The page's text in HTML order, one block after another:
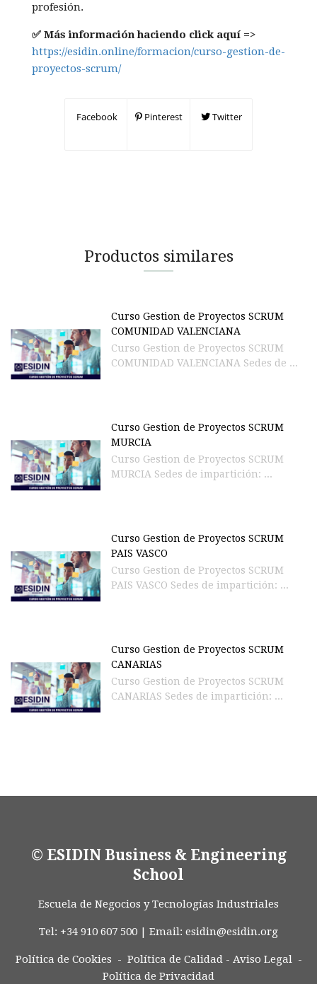
profesión.
✅ Más información haciendo click aquí =>
https://esidin.online/formacion/curso-gestion-de-
proyectos-scrum/
Facebook Pinterest Twitter
Productos similares
Curso Gestion de Proyectos SCRUM
COMUNIDAD VALENCIANA
Curso Gestion de Proyectos SCRUM
COMUNIDAD VALENCIANA Sedes de ...
Curso Gestion de Proyectos SCRUM
MURCIA
Curso Gestion de Proyectos SCRUM
MURCIA Sedes de impartición: ...
Curso Gestion de Proyectos SCRUM
PAIS VASCO
Curso Gestion de Proyectos SCRUM
PAIS VASCO Sedes de impartición: ...
Curso Gestion de Proyectos SCRUM
CANARIAS
Curso Gestion de Proyectos SCRUM
CANARIAS Sedes de impartición: ...
© ESIDIN Business & Engineering
School
Escuela de Negocios y Tecnologías Industriales
Tel: +34 910 607 500 | Email: esidin@esidin.org
Política de Cookies - Política de Calidad- Aviso Legal-
Política de Privacidad